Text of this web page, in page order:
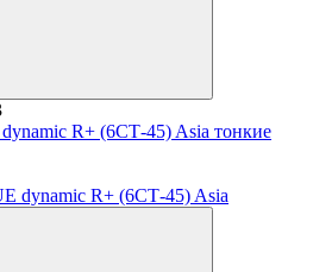
R+ (6СТ-45) Asia тонкие